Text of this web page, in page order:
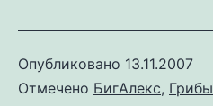
Опубликовано 13.11.2007
Отмечено БигАлекс, Грибы